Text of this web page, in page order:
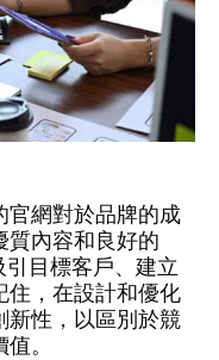
官網對於品牌的成
質內容和良好的
引目標客戶、建立
住，在設計和優化
新性，以區別於競
。